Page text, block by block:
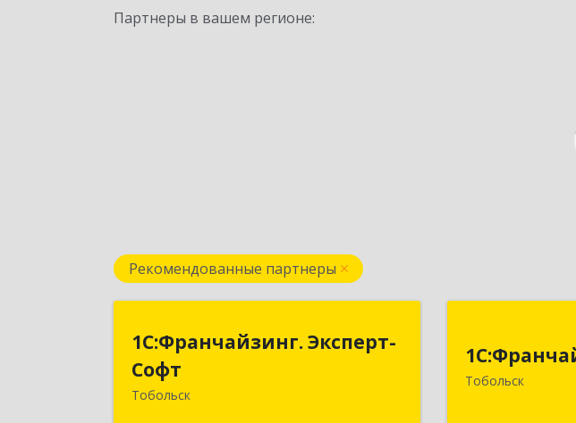
Партнеры в вашем регионе:
Рекомендованные партнеры
1С:Франчайзинг. Эксперт-
Софт
Тобольск
1С:Франчайзинг. Эксперт-
Софт
626150, Тюменская обл, Тобольск г, 7-
Тобольск